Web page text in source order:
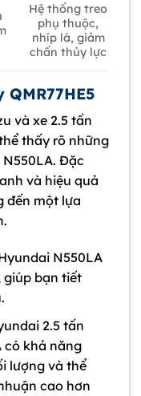
Hệ thống treo
phụ thuộc,
nhíp lá, giảm
chấn thủy lực
và xe 2.5 tấn
thấy rõ những
Đặc
và hiệu quả
đến một lựa
N550LA
giúp bạn tiết
2.5 tấn
có khả năng
lượng và thể
cao hơn